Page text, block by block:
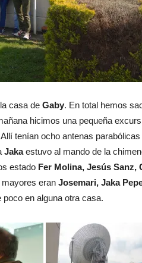
casa de Gaby. En total hemos
hicimos una pequeña
tenían ocho antenas
Jakaestuvo al mando de la
estado Fer Molina, Jesús Sanz,
eran Josemari, Jaka
en alguna otra casa.